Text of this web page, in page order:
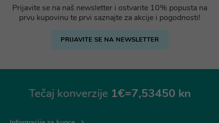
Prijavite se na naš newsletter i ostvarite 10% popusta na
prvu kupovinu te prvi saznajte za akcije i pogodnosti!
PRIJAVITE SE NA NEWSLETTER
Tečaj konverzije 1€=7,53450 kn